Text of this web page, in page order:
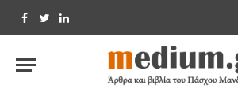
Facebook
TwitterLinkedIn